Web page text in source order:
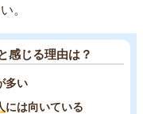
。
感じる理由は？
多い
には向いている